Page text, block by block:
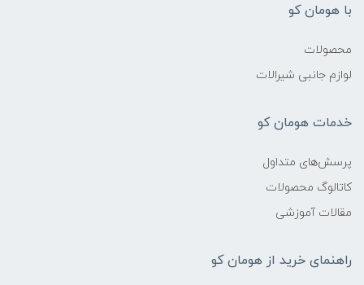
با هومان کو
محصولات
لوازم جانبی شیرالات
خدمات هومان کو
پرسش‌های متداول
کاتالوگ محصولات
مقالات آموزشی
راهنمای خرید از هومان کو